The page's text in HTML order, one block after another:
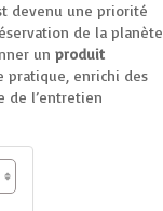
devenu une priorité
de la planète
un produit
pratique, enrichi des
de l’entretien